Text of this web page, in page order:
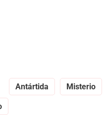
Antártida Misterio